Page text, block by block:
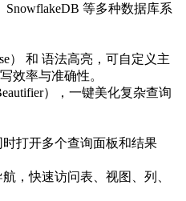
SnowflakeDB‌ 等多种数据库系
）‌ 和 ‌语法高亮‌，可自定义主
效率与准确性。
）‌，一键美化复杂查询
打开多个查询面板和结果
，快速访问表、视图、列、